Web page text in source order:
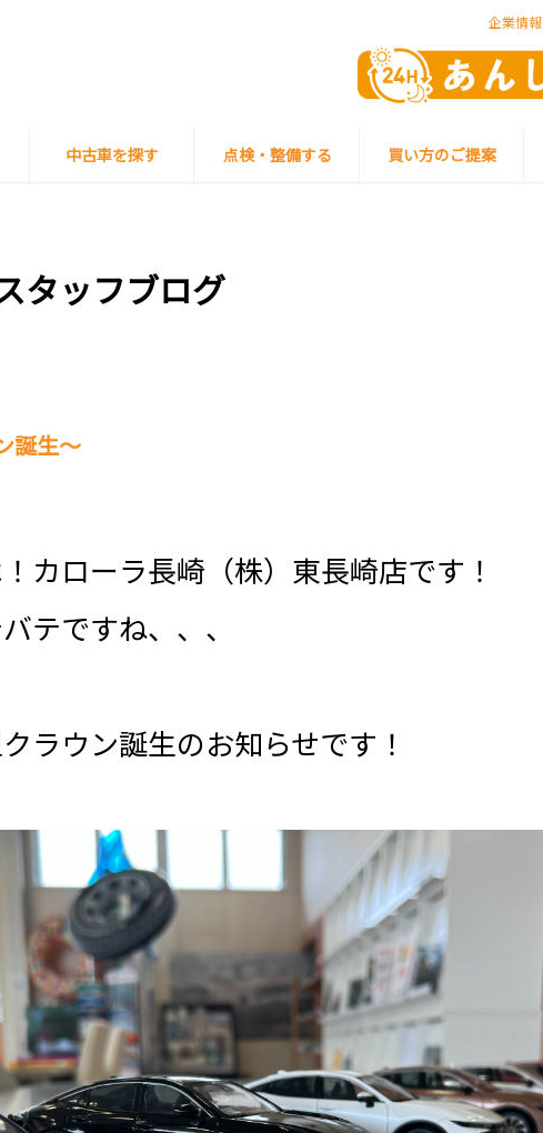
中古車を探す 点検・整備する 買い方のご提案
企業情報
タッフブログ
誕生～
カローラ長崎（株）東長崎店です！
テですね、、、
ラウン誕生のお知らせです！